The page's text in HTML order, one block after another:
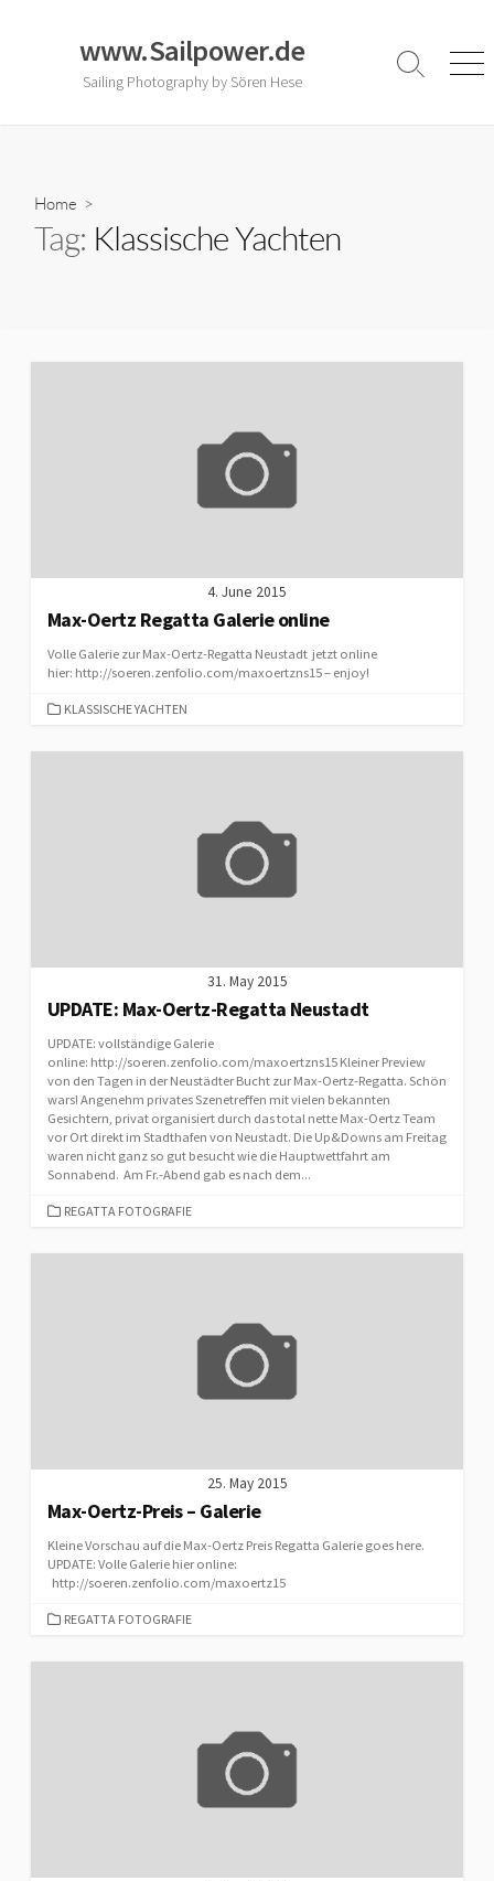
www.Sailpower.de
Sailing Photography by Sören Hese
Search
Home >
Tag: Klassische Yachten
4. June 2015
Max-Oertz Regatta Galerie online
Volle Galerie zur Max-Oertz-Regatta Neustadt jetzt online
hier: http://soeren.zenfolio.com/maxoertzns15 – enjoy!
CATEGORIES
KLASSISCHE YACHTEN
31. May 2015
UPDATE: Max-Oertz-Regatta Neustadt
UPDATE: vollständige Galerie
online: http://soeren.zenfolio.com/maxoertzns15 Kleiner Preview
von den Tagen in der Neustädter Bucht zur Max-Oertz-Regatta. Schön
wars! Angenehm privates Szenetreffen mit vielen bekannten
Gesichtern, privat organisiert durch das total nette Max-Oertz Team
vor Ort direkt im Stadthafen von Neustadt. Die Up&Downs am Freitag
waren nicht ganz so gut besucht wie die Hauptwettfahrt am
Sonnabend. Am Fr.-Abend gab es nach dem...
CATEGORIES
REGATTA FOTOGRAFIE
25. May 2015
Max-Oertz-Preis – Galerie
Kleine Vorschau auf die Max-Oertz Preis Regatta Galerie goes here.
UPDATE: Volle Galerie hier online:
http://soeren.zenfolio.com/maxoertz15
CATEGORIES
REGATTA FOTOGRAFIE